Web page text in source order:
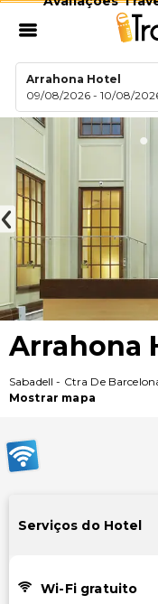
Arrahona Hotel
09/08/2026 -10/08/
Arrahona
Sabadell - Ctra De
Mostrar mapa
Serviços do Hotel
Wi-Fi gratuito